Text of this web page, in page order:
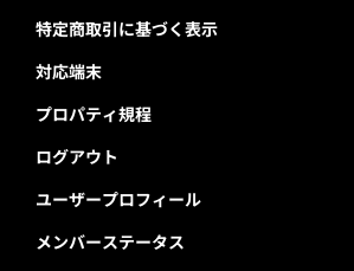
特定商取引に基づく表示
対応端末
プロパティ規程
ログアウト
ユーザープロフィール
メンバーステータス